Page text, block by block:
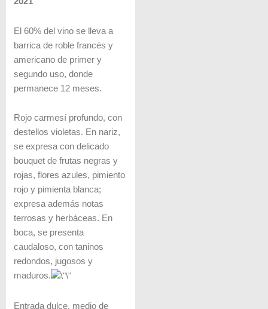
El 60% del vino se lleva a
barrica de roble francés y
americano de primer y
segundo uso, donde
permanece 12 meses.
Rojo carmesí profundo, con
destellos violetas. En nariz,
se expresa con delicado
bouquet de frutas negras y
rojas, flores azules, pimiento
rojo y pimienta blanca;
expresa además notas
terrosas y herbáceas. En
boca, se presenta
caudaloso, con taninos
redondos, jugosos y
maduros.
Entrada dulce, medio de